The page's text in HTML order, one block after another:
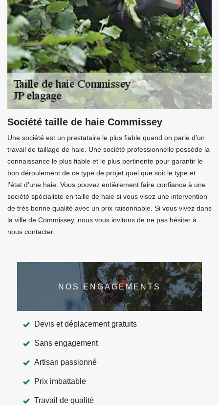
Société taille de haie Commissey
Une société est un prestataire le plus fiable quand on parle d’un
travail de taillage de haie. Une société professionnelle possède la
connaissance le plus fiable et le plus pertinente pour garantir le
bon déroulement de ce type de projet quel que soit le type et
l’état d’une haie. Vous pouvez entièrement faire confiance à une
société spécialiste en taille de haie si vous visez une intervention
de très bonne qualité avec un prix raisonnable. Si vous vivez dans
la ville de Commissey, nous vous invitons de ne pas hésiter à
nous contacter.
NOS ENGAGEMENTS
Devis et déplacement gratuits
Sans engagement
Artisan passionné
Prix imbattable
Travail de qualité